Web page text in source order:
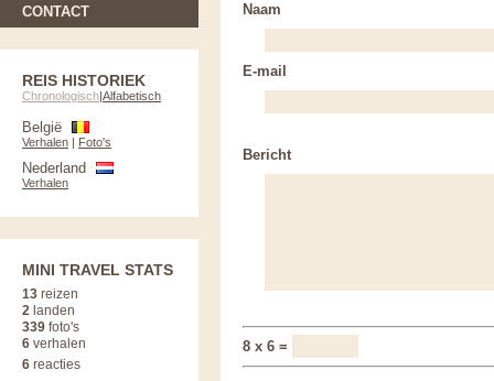
Naam
E-mail
Bericht
8 x 6 =
CONTACT
REIS HISTORIEK
Chronologisch|Alfabetisch
België
Verhalen | Foto's
Nederland
Verhalen
MINI TRAVEL STATS
13 reizen
2 landen
339 foto's
6 verhalen
6 reacties